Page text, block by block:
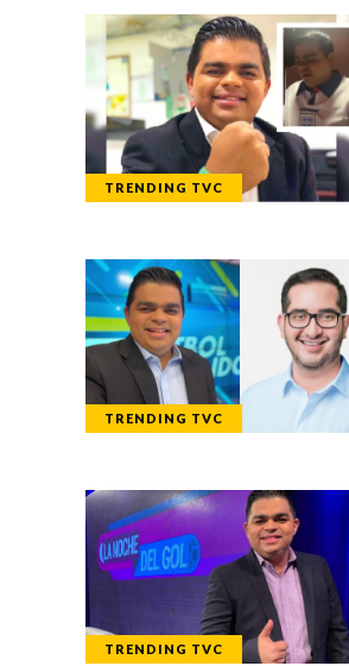
TRENDING TVC
TRENDING TVC
TRENDING TVC